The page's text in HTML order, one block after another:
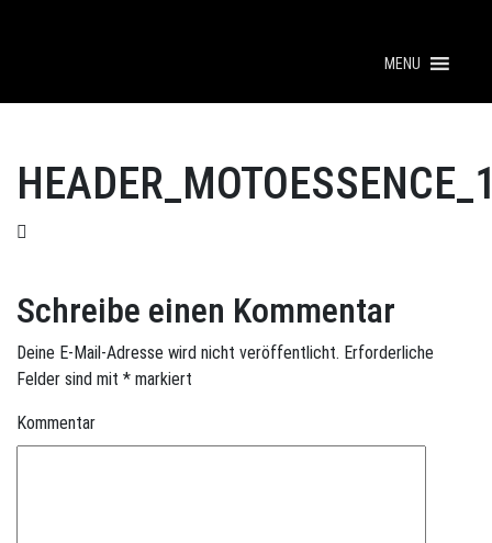
MENU
Schreibe einen Kommentar
Deine E-Mail-Adresse wird nicht veröffentlicht. Erforderliche
Felder sind mit * markiert
Kommentar